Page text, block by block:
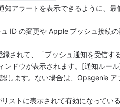
知アラートを表示できるように、最
ID の変更や Apple プッシュ接続
されて、「プッシュ通知を受信す
ンドウが表示されます。[通知ルー
します。ない場合は、Opsgenie ア
ストに表示されて有効になってい